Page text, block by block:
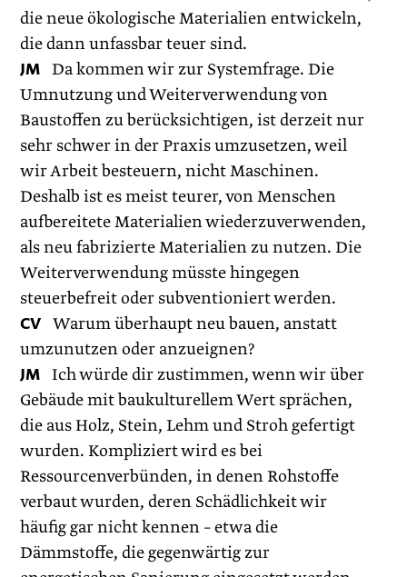
die neue ökologische Materialien entwickeln,
die dann unfassbar teuer sind.
JM Da kommen wir zur Systemfrage. Die
Umnutzung und Weiterverwendung von
Baustoffen zu berücksichtigen, ist derzeit nur
sehr schwer in der Praxis umzusetzen, weil
wir Arbeit besteuern, nicht Maschinen.
Deshalb ist es meist teurer, von Menschen
aufbereitete Materialien wiederzuverwenden,
als neu fabrizierte Materialien zu nutzen. Die
Weiterverwendung müsste hingegen
steuerbefreit oder subventioniert werden.
CV Warum überhaupt neu bauen, anstatt
umzunutzen oder anzueignen?
JM Ich würde dir zustimmen, wenn wir über
Gebäude mit baukulturellem Wert sprächen,
die aus Holz, Stein, Lehm und Stroh gefertigt
wurden. Kompliziert wird es bei
Ressourcenverbünden, in denen Rohstoffe
verbaut wurden, deren Schädlichkeit wir
häufig gar nicht kennen – etwa die
Dämmstoffe, die gegenwärtig zur